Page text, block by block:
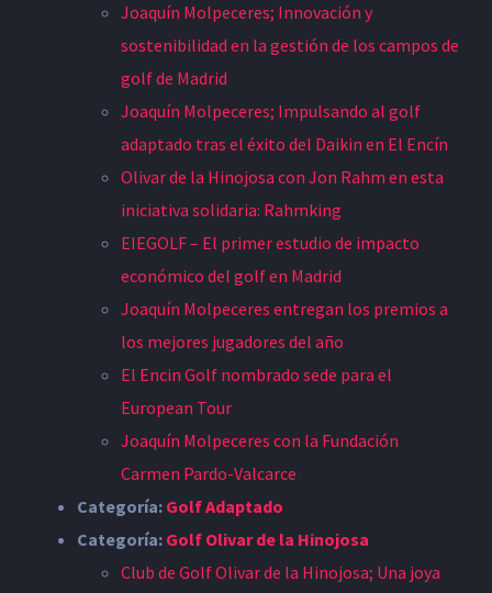
Joaquín Molpeceres; Innovación y
sostenibilidad en la gestión de los campos de
golf de Madrid
Joaquín Molpeceres; Impulsando al golf
adaptado tras el éxito del Daikin en El Encín
Olivar de la Hinojosa con Jon Rahm en esta
iniciativa solidaria: Rahmking
EIEGOLF – El primer estudio de impacto
económico del golf en Madrid
Joaquín Molpeceres entregan los premios a
los mejores jugadores del año
El Encin Golf nombrado sede para el
European Tour
Joaquín Molpeceres con la Fundación
Carmen Pardo-Valcarce
Categoría: Golf Adaptado
Categoría: Golf Olivar de la Hinojosa
Club de Golf Olivar de la Hinojosa; Una joya